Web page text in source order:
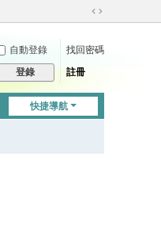
切
到
自動登錄
找回密碼
登錄 註冊
快捷導航